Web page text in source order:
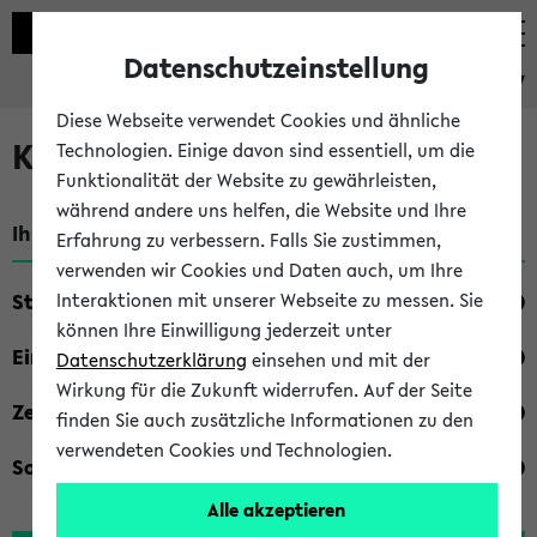
eKVV
Kombisuche im eKVV
Ihre Suchkriterien:
Studienfach
Einrichtung
Zeiten
Sonstiges
Datenschutzeinstellung
Diese Webseite verwendet Cookies und ähnliche
Technologien. Einige davon sind essentiell, um die
Funktionalität der Website zu gewährleisten,
während andere uns helfen, die Website und Ihre
Erfahrung zu verbessern. Falls Sie zustimmen,
verwenden wir Cookies und Daten auch, um Ihre
Interaktionen mit unserer Webseite zu messen. Sie
können Ihre Einwilligung jederzeit unter
Datenschutzerklärung einsehen und mit der
Wirkung für die Zukunft widerrufen. Auf der Seite
finden Sie auch zusätzliche Informationen zu den
verwendeten Cookies und Technologien.
Alle akzeptieren